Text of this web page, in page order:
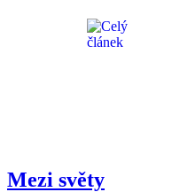
Mezi světy